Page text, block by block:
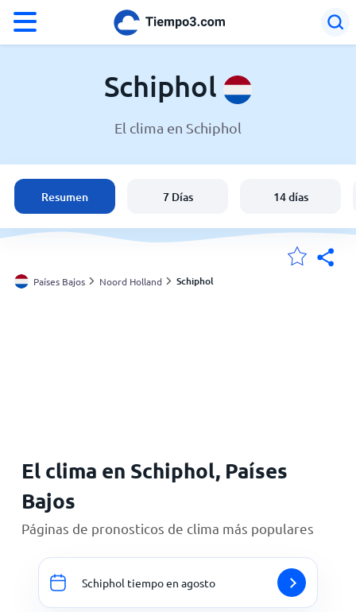
El clima en Schiphol
Países Bajos
España
Argentina
Schiphol
El clima en Schiphol
Resumen 7 Días 14 días
Países Bajos Noord Holland Schiphol
El clima en Schiphol, Países
Bajos
Páginas de pronosticos de clima más populares
Schiphol tiempo en agosto